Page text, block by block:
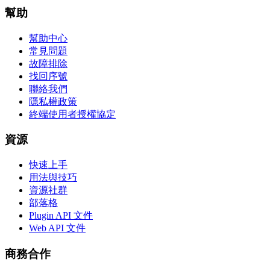
幫助
幫助中心
常見問題
故障排除
找回序號
聯絡我們
隱私權政策
終端使用者授權協定
資源
快速上手
用法與技巧
資源社群
部落格
Plugin API 文件
Web API 文件
商務合作